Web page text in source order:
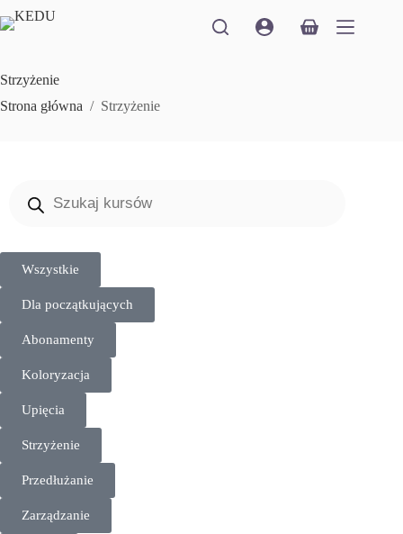
Strzyżenie
Strona główna / Strzyżenie
Wszystkie
Dla początkujących
Abonamenty
Koloryzacja
Upięcia
Strzyżenie
Przedłużanie
Zarządzanie